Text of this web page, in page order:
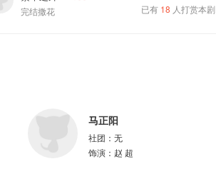
完结撒花 已有 18 人打赏本剧
马正阳
社团： 无
饰演： 赵 超